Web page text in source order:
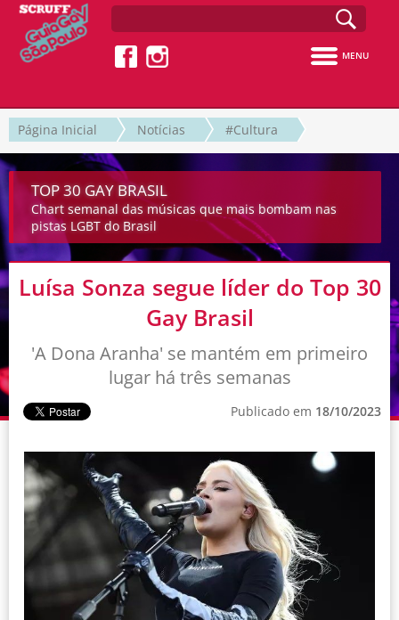
MENU
Página Inicial Notícias #Cultura
TOP 30 GAY BRASIL
Chart semanal das músicas que mais bombam nas
pistas LGBT do Brasil
Luísa Sonza segue líder do Top 30
Gay Brasil
'A Dona Aranha' se mantém em primeiro
lugar há três semanas
Publicado em 18/10/2023